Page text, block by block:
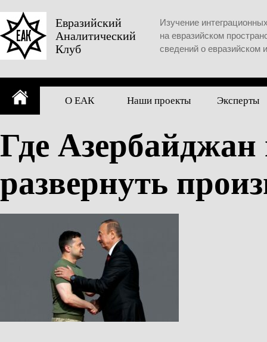
to
content
Евразийский
Аналитический
Клуб
Изучение
на евразийском
сведений о евразийском
О ЕАК Наши проекты Эксперты
Где
развернуть